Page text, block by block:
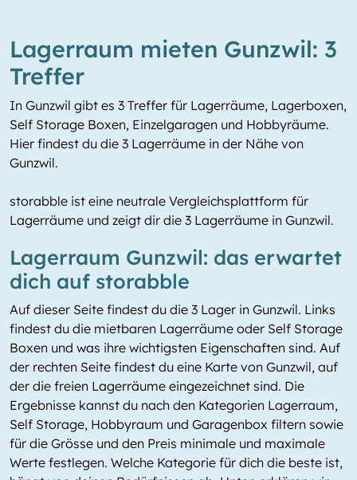
Lagerraum mieten Gunzwil: 3
Treffer
In Gunzwil gibt es 3 Treffer für Lagerräume, Lagerboxen,
Self Storage Boxen, Einzelgaragen und Hobbyräume.
Hier findest du die 3 Lagerräume in der Nähe von
Gunzwil.
storabble ist eine neutrale Vergleichsplattform für
Lagerräume und zeigt dir die 3 Lagerräume in Gunzwil.
Lagerraum Gunzwil: das erwartet
dich auf storabble
Auf dieser Seite findest du die 3 Lager in Gunzwil. Links
findest du die mietbaren Lagerräume oder Self Storage
Boxen und was ihre wichtigsten Eigenschaften sind. Auf
der rechten Seite findest du eine Karte von Gunzwil, auf
der die freien Lagerräume eingezeichnet sind. Die
Ergebnisse kannst du nach den Kategorien Lagerraum,
Self Storage, Hobbyraum und Garagenbox filtern sowie
für die Grösse und den Preis minimale und maximale
Werte festlegen. Welche Kategorie für dich die beste ist,